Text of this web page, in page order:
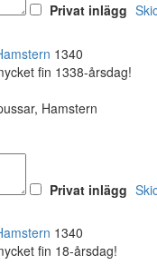
Privat inlägg
1340
fin 1338-årsdag!
Hamstern
Privat inlägg
1340
fin 18-årsdag!